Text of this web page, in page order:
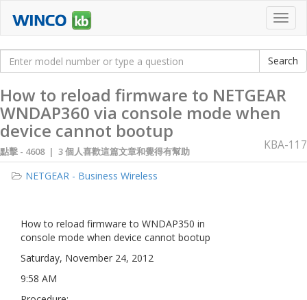
How to reload firmware to NETGEAR
WNDAP360 via console mode when
device cannot bootup
點擊 - 4608 | 3 個人喜歡這篇文章和覺得有幫助 KBA-117
NETGEAR - Business Wireless
How to reload firmware to WNDAP350 in
console mode when device cannot bootup
Saturday, November 24, 2012
9:58 AM